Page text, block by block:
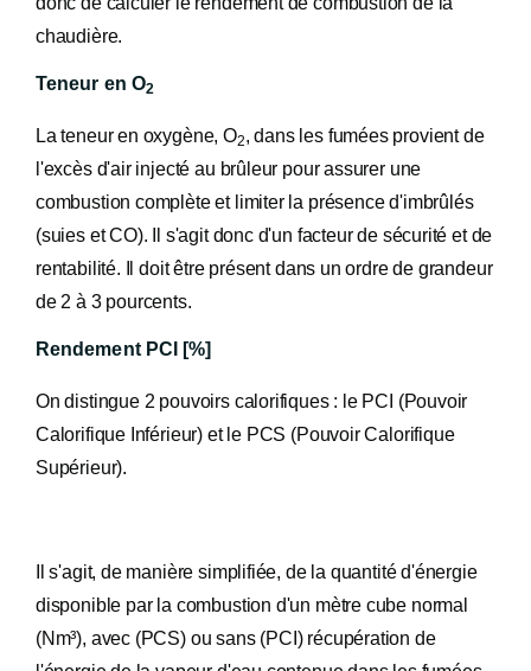
chaudière.
Teneur en O2
La teneur en oxygène, O2, dans les fumées provient de
l'excès d'air injecté au brûleur pour assurer une
combustion complète et limiter la présence d'imbrûlés
(suies et CO). Il s'agit donc d'un facteur de sécurité et de
rentabilité. Il doit être présent dans un ordre de grandeur
de 2 à 3 pourcents.
Rendement PCI [%]
On distingue 2 pouvoirs calorifiques : le PCI (Pouvoir
Calorifique Inférieur) et le PCS (Pouvoir Calorifique
Supérieur).
Il s'agit, de manière simplifiée, de la quantité d'énergie
disponible par la combustion d'un mètre cube normal
(Nm³), avec (PCS) ou sans (PCI) récupération de